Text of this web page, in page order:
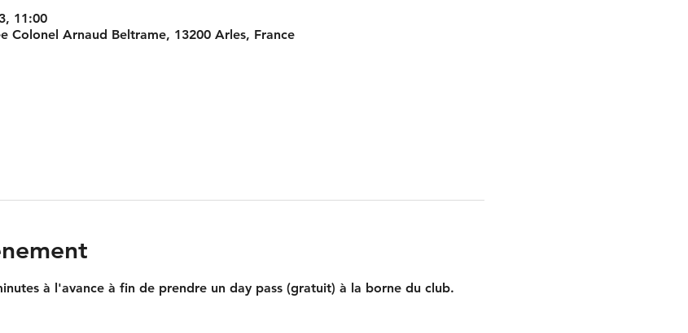
11:00
Colonel Arnaud Beltrame, 13200 Arles, France
à l'avance à fin de prendre un day pass (gratuit) à la borne du club.